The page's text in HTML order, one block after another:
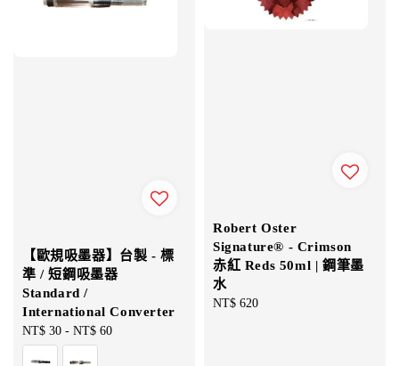
【歐規吸墨器】台製 - 標
準 / 短鋼吸墨器
Standard /
International Converter
Regular
price
NT$ 30 - NT$ 60
Robert Oster
Signature® - Crimson
赤紅 Reds 50ml | 鋼筆墨
水
Regular
NT$ 620